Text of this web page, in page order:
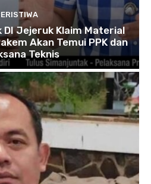
Jejeruk Klaim Material
Akan Temui PPK dan
Teknis